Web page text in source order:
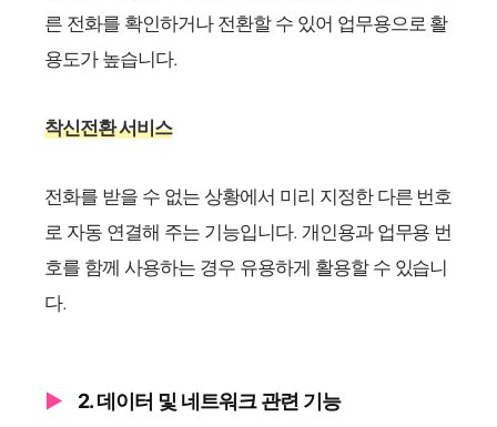
른 전화를 확인하거나 전환할 수 있어 업무용으로 활
용도가 높습니다.
착신전환 서비스
전화를 받을 수 없는 상황에서 미리 지정한 다른 번호
로 자동 연결해 주는 기능입니다. 개인용과 업무용 번
호를 함께 사용하는 경우 유용하게 활용할 수 있습니
다.
2. 데이터 및 네트워크 관련 기능